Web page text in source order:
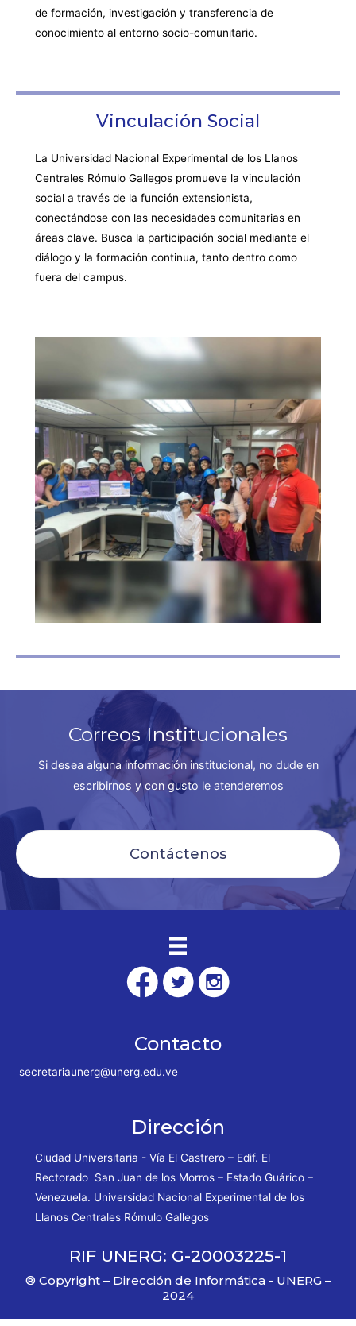
de formación, investigación y transferencia de
conocimiento al entorno socio-comunitario.
Vinculación Social
La Universidad Nacional Experimental de los Llanos
Centrales Rómulo Gallegos promueve la vinculación
social a través de la función extensionista,
conectándose con las necesidades comunitarias en
áreas clave. Busca la participación social mediante el
diálogo y la formación continua, tanto dentro como
fuera del campus.
Correos Institucionales
Si desea alguna información institucional, no dude en
escribirnos y con gusto le atenderemos
Contáctenos
Contacto
secretariaunerg@unerg.edu.ve
Dirección
Ciudad Universitaria - Vía El Castrero – Edif. El
Rectorado San Juan de los Morros – Estado Guárico –
Venezuela. Universidad Nacional Experimental de los
Llanos Centrales Rómulo Gallegos
RIF UNERG: G-20003225-1
® Copyright – Dirección de Informática - UNERG –
2024